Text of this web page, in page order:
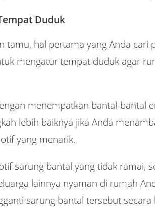
Duduk
tamu, hal pertama yang Anda cari
mengatur tempat duduk agar
menempatkan bantal-bantal
lebih baiknya jika Anda
yang menarik.
sarung bantal yang tidak ramai,
lainnya nyaman di rumah
sarung bantal tersebut